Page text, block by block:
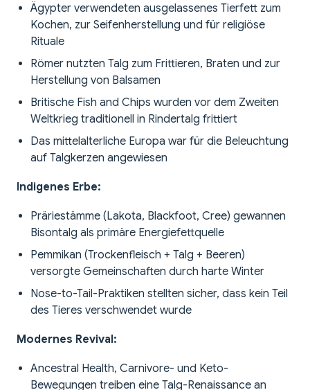
Ägypter verwendeten ausgelassenes Tierfett zum
Kochen, zur Seifenherstellung und für religiöse
Rituale
Römer nutzten Talg zum Frittieren, Braten und zur
Herstellung von Balsamen
Britische Fish and Chips wurden vor dem Zweiten
Weltkrieg traditionell in Rindertalg frittiert
Das mittelalterliche Europa war für die Beleuchtung
auf Talgkerzen angewiesen
Indigenes Erbe:
Präriestämme (Lakota, Blackfoot, Cree) gewannen
Bisontalg als primäre Energiefettquelle
Pemmikan (Trockenfleisch + Talg + Beeren)
versorgte Gemeinschaften durch harte Winter
Nose-to-Tail-Praktiken stellten sicher, dass kein Teil
des Tieres verschwendet wurde
Modernes Revival:
Ancestral Health, Carnivore- und Keto-
Bewegungen treiben eine Talg-Renaissance an